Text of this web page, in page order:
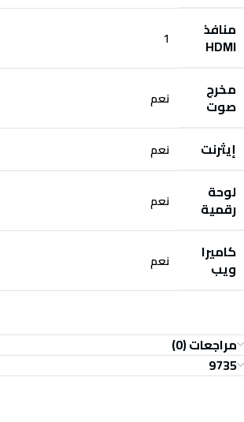
منافذ
HDMI
1
مخرج
صوت‎ نعم
إيثرنت نعم
لوحة
رقمية نعم
كاميرا
ويب نعم
مراجعات (0)
9735